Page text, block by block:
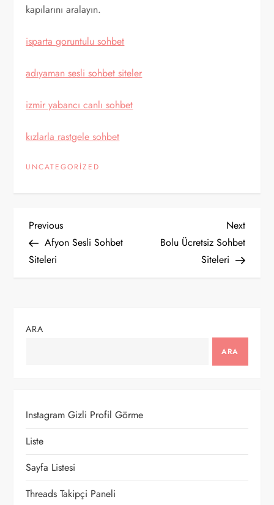
kapılarını aralayın.
isparta goruntulu sohbet
adıyaman sesli sohbet siteler
izmir yabancı canlı sohbet
kızlarla rastgele sohbet
UNCATEGORIZED
Y
a
i
n
m
Previous
Post
Previous
Afyon Sesli Sohbet
Siteleri
Next
Post
Next
Bolu Ücretsiz Sohbet
Siteleri
ARA
ARA
Instagram Gizli Profil Görme
Liste
Sayfa Listesi
Threads Takipçi Paneli